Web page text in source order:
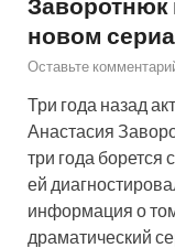
новом
Оставьте
Три года назад
Анастасия
три года борется
ей
информация о
драматический